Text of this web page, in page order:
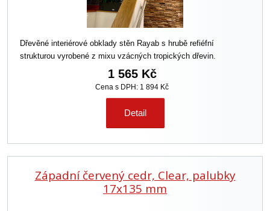
Dřevěné interiérové obklady stěn Rayab s hrubě refiéfní
strukturou vyrobené z mixu vzácných tropických dřevin.
1 565 Kč
Cena s DPH: 1 894 Kč
Detail
Západní červený cedr, Clear, palubky
17x135 mm